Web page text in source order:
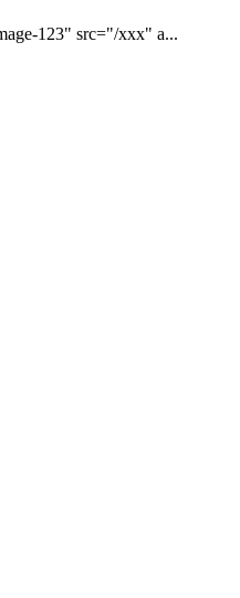
123" src="/xxx" a...